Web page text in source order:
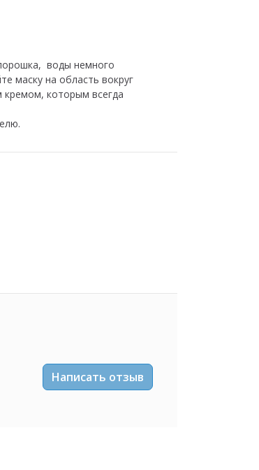
воды немного
маску на область вокруг
которым всегда
Написать отзыв